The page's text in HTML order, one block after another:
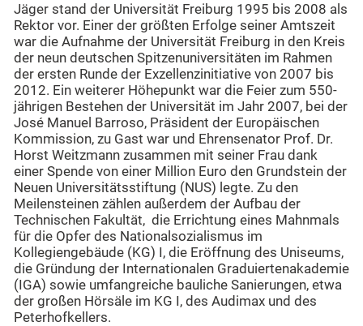
Jäger stand der Universität Freiburg 1995 bis 2008 als
Rektor vor. Einer der größten Erfolge seiner Amtszeit
war die Aufnahme der Universität Freiburg in den Kreis
der neun deutschen Spitzenuniversitäten im Rahmen
der ersten Runde der Exzellenzinitiative von 2007 bis
2012. Ein weiterer Höhepunkt war die Feier zum 550-
jährigen Bestehen der Universität im Jahr 2007, bei der
José Manuel Barroso, Präsident der Europäischen
Kommission, zu Gast war und Ehrensenator Prof. Dr.
Horst Weitzmann zusammen mit seiner Frau dank
einer Spende von einer Million Euro den Grundstein der
Neuen Universitätsstiftung (NUS) legte. Zu den
Meilensteinen zählen außerdem der Aufbau der
Technischen Fakultät, die Errichtung eines Mahnmals
für die Opfer des Nationalsozialismus im
Kollegiengebäude (KG) I, die Eröffnung des Uniseums,
die Gründung der Internationalen Graduiertenakademie
(IGA) sowie umfangreiche bauliche Sanierungen, etwa
der großen Hörsäle im KG I, des Audimax und des
Peterhofkellers.